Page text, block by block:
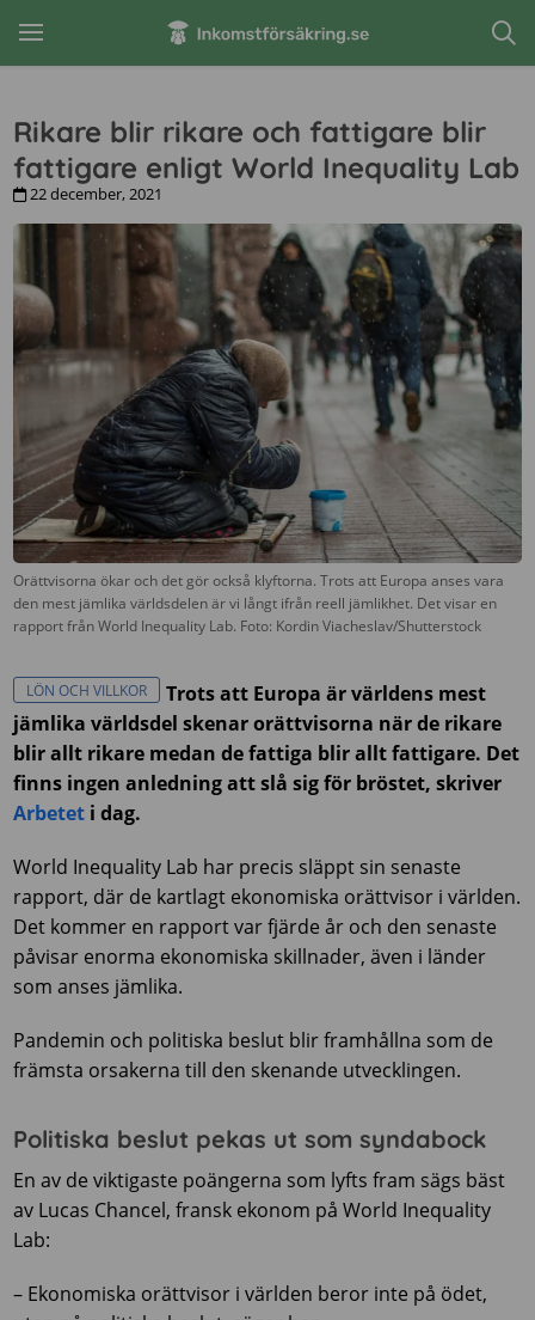
Rikare blir rikare och fattigare blir
fattigare enligt World Inequality Lab
22 december, 2021
Orättvisorna ökar och det gör också klyftorna. Trots att Europa anses vara
den mest jämlika världsdelen är vi långt ifrån reell jämlikhet. Det visar en
rapport från World Inequality Lab. Foto: Kordin Viacheslav/Shutterstock
LÖN OCH VILLKOR
Trots att Europa är världens mest
jämlika världsdel skenar orättvisorna när de rikare
blir allt rikare medan de fattiga blir allt fattigare. Det
finns ingen anledning att slå sig för bröstet, skriver
Arbetet i dag.
World Inequality Lab har precis släppt sin senaste
rapport, där de kartlagt ekonomiska orättvisor i världen.
Det kommer en rapport var fjärde år och den senaste
påvisar enorma ekonomiska skillnader, även i länder
som anses jämlika.
Pandemin och politiska beslut blir framhållna som de
främsta orsakerna till den skenande utvecklingen.
Politiska beslut pekas ut som syndabock
En av de viktigaste poängerna som lyfts fram sägs bäst
av Lucas Chancel, fransk ekonom på World Inequality
Lab:
– Ekonomiska orättvisor i världen beror inte på ödet,